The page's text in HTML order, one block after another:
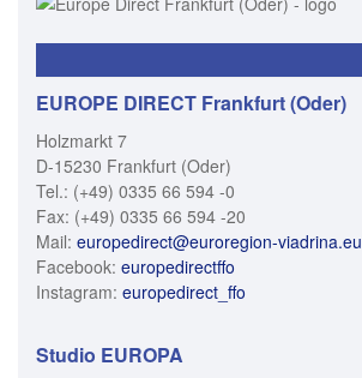
EUROPE DIRECT Frankfurt (Oder)
Holzmarkt 7
D-15230 Frankfurt (Oder)
Tel.: (+49) 0335 66 594 -0
Fax: (+49) 0335 66 594 -20
Mail: europedirect@euroregion-viadrina.eu
Facebook: europedirectffo
Instagram: europedirect_ffo
Studio EUROPA